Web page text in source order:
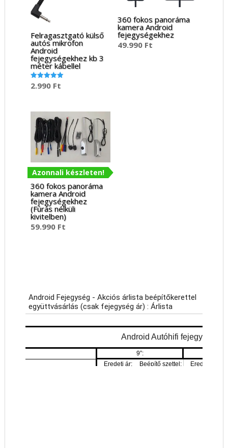
Felragasztgató külső
autós mikrofon
Android
fejegységekhez kb 3
méter kábellel
Értékelés:
5.00
2.990 Ft
360 fokos panoráma
kamera Android
fejegységekhez
49.990 Ft
Azonnali készleten!
360 fokos panoráma
kamera Android
fejegységekhez
(Fúrás nélküli
kivitelben)
59.990 Ft